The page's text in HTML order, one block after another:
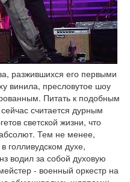
разжившихся его первыми
винила, пресловутое шоу
Питать к подобным
считается дурным
светской жизни, что
Тем не менее,
голливудском духе,
водил за собой духовую
- военный оркестр на